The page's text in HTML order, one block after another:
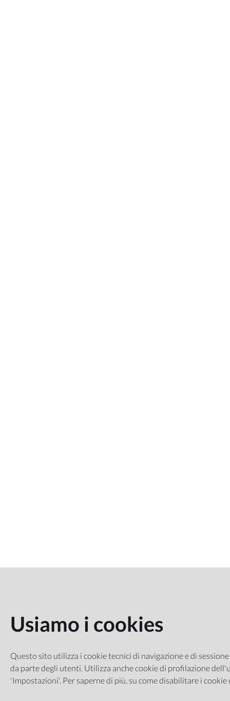
Usiamo i cookies
Questo sito utilizza i cookie tecnici di navigazione e di
da parte degli utenti. Utilizza anche cookie di profilazione
'Impostazioni'. Per saperne di più, su come disabilitare i